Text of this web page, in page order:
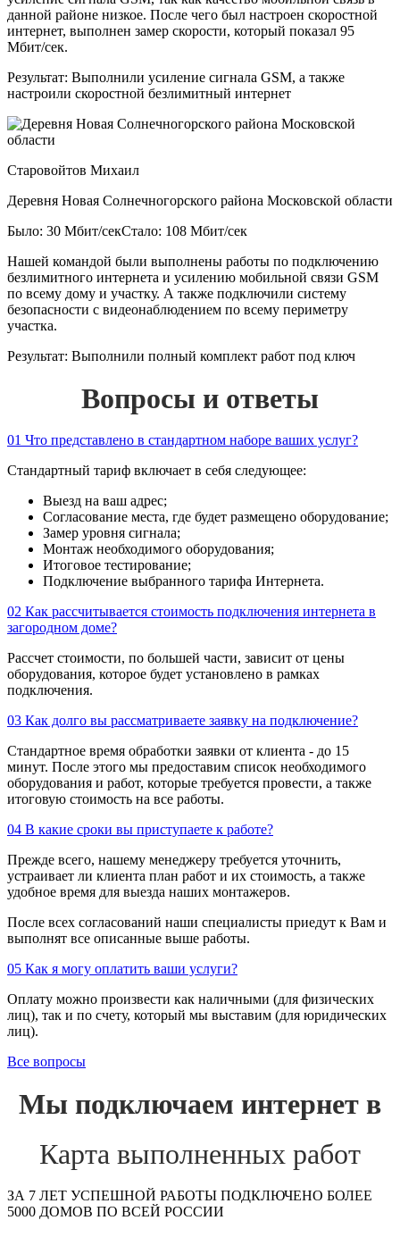
данной районе низкое. После чего был настроен скоростной
интернет, выполнен замер скорости, который показал 95
Мбит/сек.
Результат: Выполнили усиление сигнала GSM, а также
настроили скоростной безлимитный интернет
Старовойтов Михаил
Деревня Новая Солнечногорского района Московской области
Было: 30 Мбит/секСтало: 108 Мбит/сек
Нашей командой были выполнены работы по подключению
безлимитного интернета и усилению мобильной связи GSM
по всему дому и участку. А также подключили систему
безопасности с видеонаблюдением по всему периметру
участка.
Результат: Выполнили полный комплект работ под ключ
Вопросы и ответы
01 Что представлено в стандартном наборе ваших услуг?
Стандартный тариф включает в себя следующее:
Выезд на ваш адрес;
Согласование места, где будет размещено оборудование;
Замер уровня сигнала;
Монтаж необходимого оборудования;
Итоговое тестирование;
Подключение выбранного тарифа Интернета.
02 Как рассчитывается стоимость подключения интернета в
загородном доме?
Рассчет стоимости, по большей части, зависит от цены
оборудования, которое будет установлено в рамках
подключения.
03 Как долго вы рассматриваете заявку на подключение?
Стандартное время обработки заявки от клиента - до 15
минут. После этого мы предоставим список необходимого
оборудования и работ, которые требуется провести, а также
итоговую стоимость на все работы.
04 В какие сроки вы приступаете к работе?
Прежде всего, нашему менеджеру требуется уточнить,
устраивает ли клиента план работ и их стоимость, а также
удобное время для выезда наших монтажеров.
После всех согласований наши специалисты приедут к Вам и
выполнят все описанные выше работы.
05 Как я могу оплатить ваши услуги?
Оплату можно произвести как наличными (для физических
лиц), так и по счету, который мы выставим (для юридических
лиц).
Все вопросы
Мы подключаем интернет в
Карта выполненных работ
ЗА 7 ЛЕТ УСПЕШНОЙ РАБОТЫ ПОДКЛЮЧЕНО БОЛЕЕ
5000 ДОМОВ ПО ВСЕЙ РОССИИ